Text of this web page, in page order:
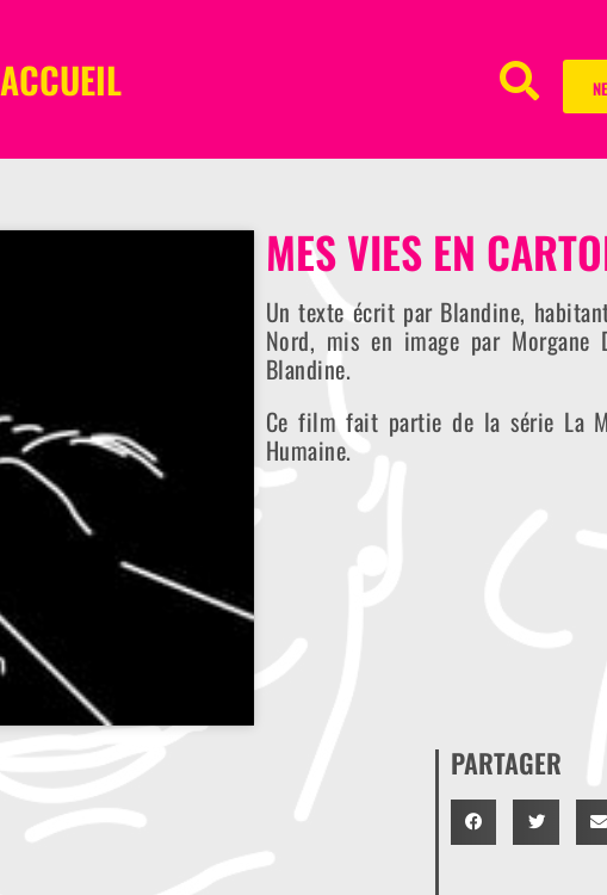
ACCUEIL
MES VIES EN
Un texte écrit par Blandine,
Nord, mis en image par Morgane
Blandine.
Ce film fait partie de la série La
Humaine.
PARTAGER